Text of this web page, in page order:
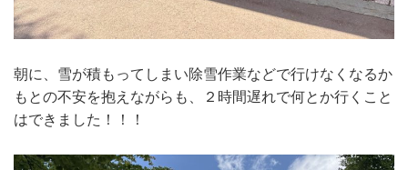
朝に、雪が積もってしまい除雪作業などで行けなくなるか
もとの不安を抱えながらも、２時間遅れで何とか行くこと
はできました！！！